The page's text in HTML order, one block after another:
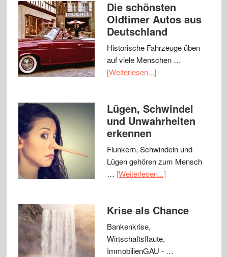
Die schönsten
Oldtimer Autos aus
Deutschland
Historische Fahrzeuge üben
auf viele Menschen …
[Weiterlesen...]
Lügen, Schwindel
und Unwahrheiten
erkennen
Flunkern, Schwindeln und
Lügen gehören zum Mensch
… [Weiterlesen...]
Krise als Chance
Bankenkrise,
Wirtschaftsflaute,
ImmobilienGAU - …